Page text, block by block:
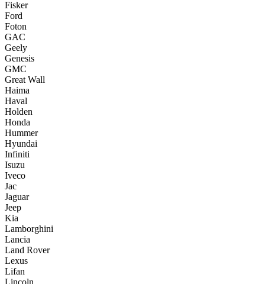
Fisker
Ford
Foton
GAC
Geely
Genesis
GMC
Great Wall
Haima
Haval
Holden
Honda
Hummer
Hyundai
Infiniti
Isuzu
Iveco
Jac
Jaguar
Jeep
Kia
Lamborghini
Lancia
Land Rover
Lexus
Lifan
Lincoln